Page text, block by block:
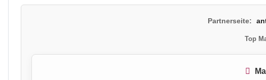
Partnerseite:
Top